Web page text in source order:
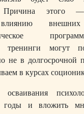
Причина
внешних
тренинги могут
не в долгосрочной
в курсах
годы и вложить